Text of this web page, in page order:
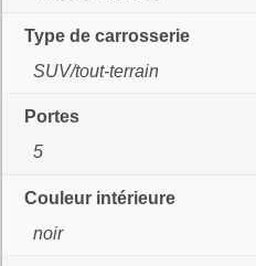
Type de carrosserie
SUV/tout-terrain
Portes
5
Couleur intérieure
noir